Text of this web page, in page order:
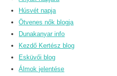
Húsvét napja
Ötvenes nők blogja
Dunakanyar info
Kezdő Kertész blog
Esküvői blog
Álmok jelentése